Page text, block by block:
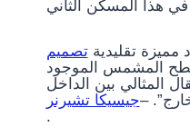
مميزة تقليديةتصميم
المشمس الموجود
المثالي بين الداخل
–جيسيكا تشيرنر
.